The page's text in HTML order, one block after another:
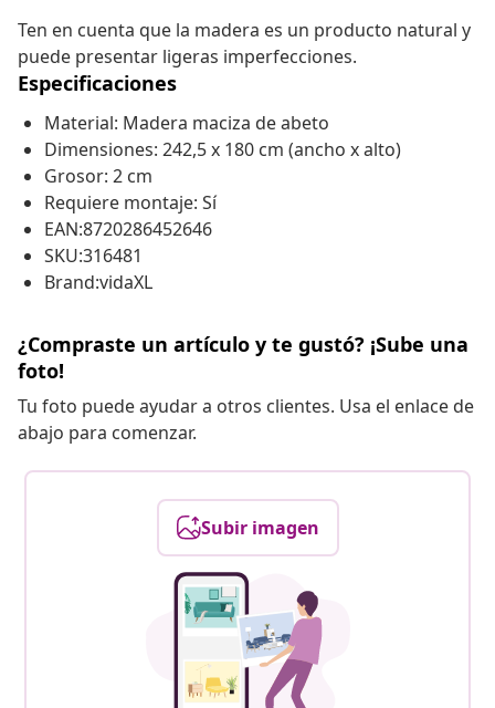
Ten en cuenta que la madera es un producto natural y
puede presentar ligeras imperfecciones.
Especificaciones
Material: Madera maciza de abeto
Dimensiones: 242,5 x 180 cm (ancho x alto)
Grosor: 2 cm
Requiere montaje: Sí
EAN:8720286452646
SKU:316481
Brand:vidaXL
¿Compraste un artículo y te gustó? ¡Sube una
foto!
Tu foto puede ayudar a otros clientes. Usa el enlace de
abajo para comenzar.
Subir imagen